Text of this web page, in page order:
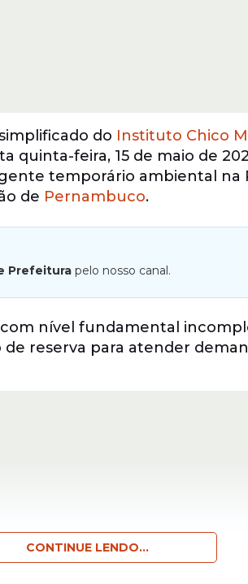
do Instituto Chico
quinta-feira, 15 de maio de
temporário ambiental na
de Pernambuco.
Prefeitura pelo nosso canal.
nível fundamental
reserva para atender
CONTINUE LENDO...